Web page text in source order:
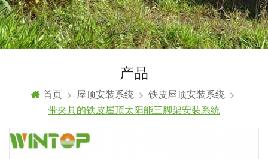
产品
首页 屋顶安装系统
铁皮屋顶安装系统
带夹具的铁皮屋顶太阳能三脚架安装系统